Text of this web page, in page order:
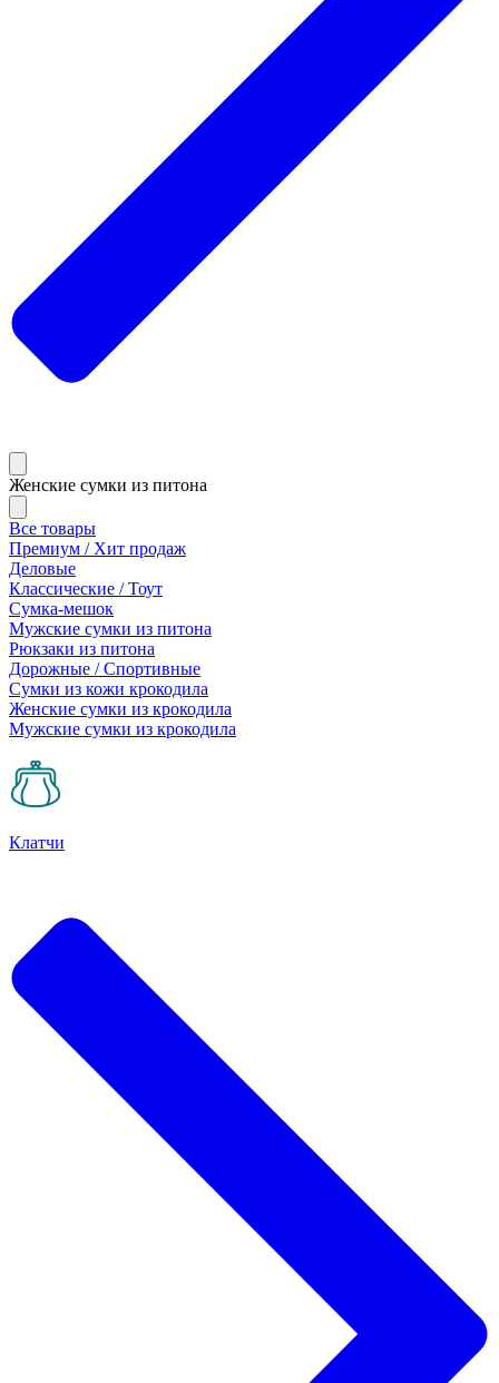
Женские сумки из питона
Все товары
Премиум / Хит продаж
Деловые
Классические / Тоут
Сумка-мешок
Мужские сумки из питона
Рюкзаки из питона
Дорожные / Спортивные
Сумки из кожи крокодила
Женские сумки из крокодила
Мужские сумки из крокодила
Клатчи